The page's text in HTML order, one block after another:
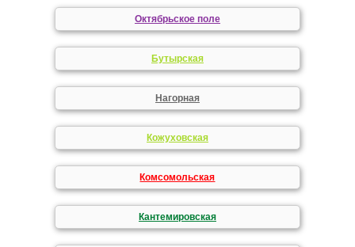
Октябрьское поле
Бутырская
Нагорная
Кожуховская
Комсомольская
Кантемировская